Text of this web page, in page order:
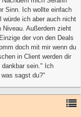
Sinn. Ich wollte einfach
würde ich aber auch nicht
Außerdem zieht
der von den Deals
doch mit mir wenn du
in Client werden dir
dankbar sein." Ich
sagst du?"